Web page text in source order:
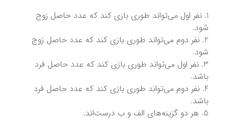
نفر اول می‌تواند طوری بازی کند که عدد حاصل زوج
شود.
نفر دوم می‌تواند طوری بازی کند که عدد حاصل زوج
شود.
نفر اول می‌تواند طوری بازی کند که عدد حاصل فرد
باشد.
نفر دوم می‌تواند طوری بازی کند که عدد حاصل فرد
باشد.
هر دو گزینه‌های الف و ب درست‌اند.